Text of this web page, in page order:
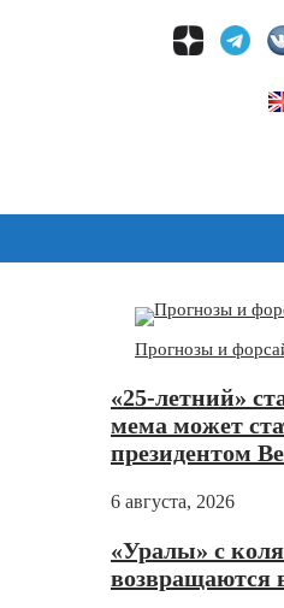
Прогнозы и
«25-летний»
мема может
президентом
6 августа, 2026
«Уралы» с